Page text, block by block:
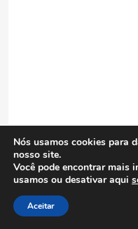
Nós usamos cookies para
nosso site.
Você pode encontrar mais
usamos ou desativar aqui
Aceitar